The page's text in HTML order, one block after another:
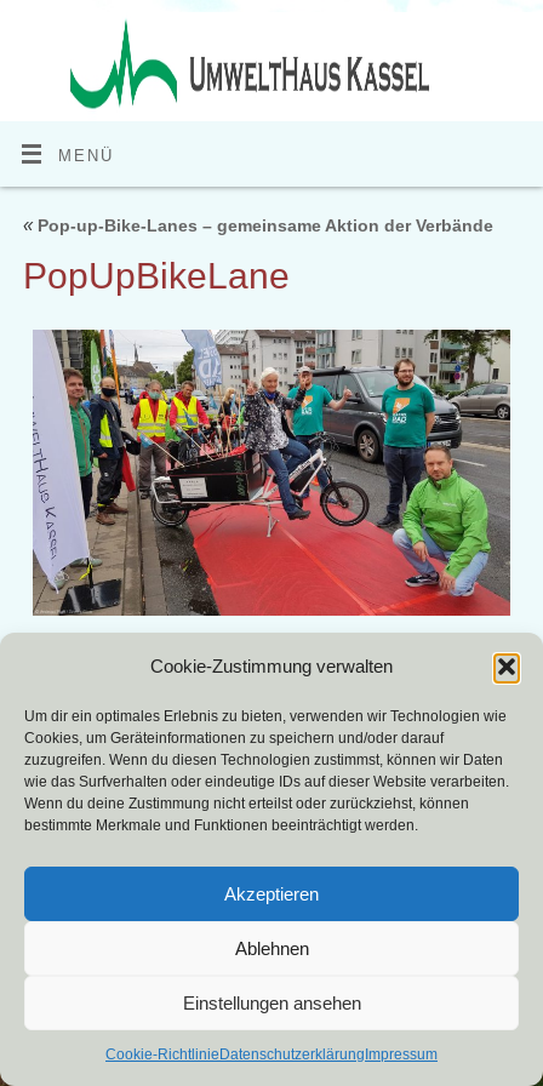
Cookie-Zustimmung verwalten
Um dir ein optimales Erlebnis zu bieten, verwenden wir Technologien wie
Cookies, um Geräteinformationen zu speichern und/oder darauf
zuzugreifen. Wenn du diesen Technologien zustimmst, können wir Daten
wie das Surfverhalten oder eindeutige IDs auf dieser Website verarbeiten.
Wenn du deine Zustimmung nicht erteilst oder zurückziehst, können
bestimmte Merkmale und Funktionen beeinträchtigt werden.
Akzeptieren
Ablehnen
Einstellungen ansehen
Cookie-Richtlinie Datenschutzerklärung Impressum
MENÜ
«Pop-up-Bike-Lanes – gemeinsame Aktion der Verbände
PopUpBikeLane
»